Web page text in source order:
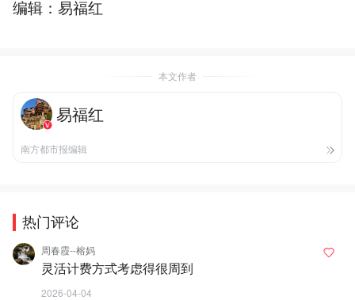
编辑：易福红
本文作者
易福红
南方都市报编辑
热门评论
周春霞--榕妈
灵活计费方式考虑得很周到
2026-04-04